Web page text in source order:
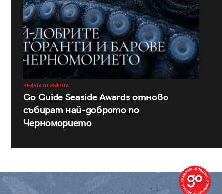
НЕЩАТА ОТ ЖИВОТА
Go Guide Seaside Awards отново
събират най-доброто по
Черноморието